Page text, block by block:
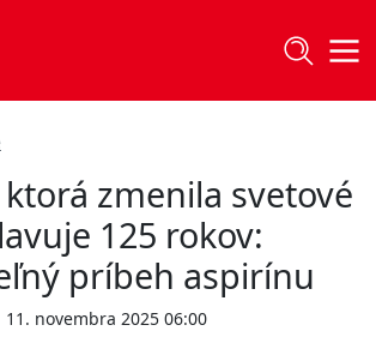
zmenila svetové
125 rokov:
príbeh aspirínu
11. novembra 2025 06:00